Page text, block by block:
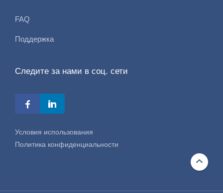
FAQ
Поддержка
Следите за нами в соц. сети
Условия использования
Политика конфиденциальности